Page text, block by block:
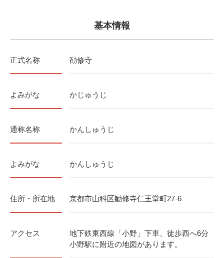
基本情報
正式名称 勧修寺
よみがな かじゅうじ
通称名称 かんしゅうじ
よみがな かんしゅうじ
住所・所在地 京都市山科区勧修寺仁王堂町27-6
アクセス
地下鉄東西線「小野」下車、徒歩西へ6分
小野駅に附近の地図があります。